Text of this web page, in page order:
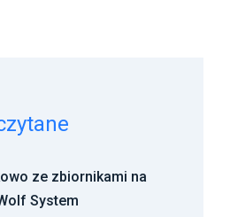
ze zbiornikami na
System